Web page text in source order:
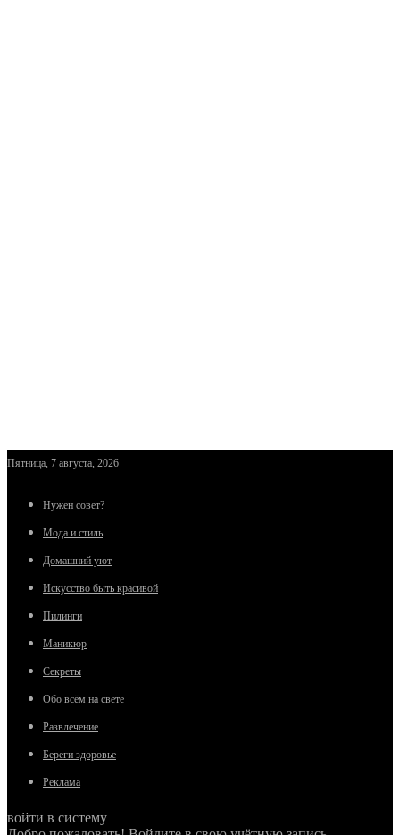
Пятница, 7 августа, 2026
Нужен совет?
Мода и стиль
Домашний уют
Искусство быть красивой
Пилинги
Маникюр
Секреты
Обо всём на свете
Развлечение
Береги здоровье
Реклама
войти в систему